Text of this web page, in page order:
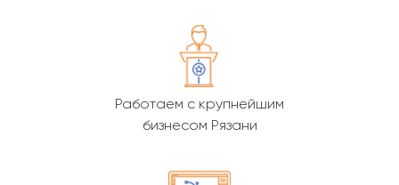
Работаем с крупнейшим
бизнесом Рязани